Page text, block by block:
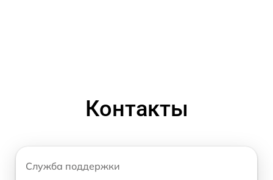
Контакты
Служба поддержки